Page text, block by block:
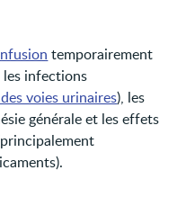
temporairement
les infections
voies urinaires), les
générale et les effets